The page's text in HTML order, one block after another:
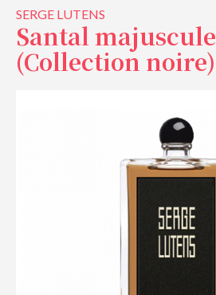
SERGE LUTENS
Santal majuscule
(Collection noire)